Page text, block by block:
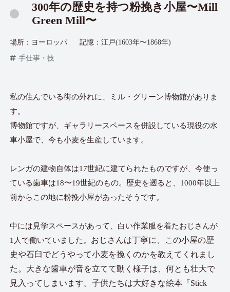
300年の歴史を持つ粉挽き小屋〜Mill
Green Mill〜
場所： ヨーロッパ 記憶：江戸(1603年〜1868年)
手仕事・技
私の住んでいる街の外れに、ミル・グリーン博物館がありま
す。
博物館ですが、ギャラリースペースを併設している現役の水
車小屋で、今も小麦を生産しています。
レンガの建物自体は17世紀に建てられたものですが、今使っ
ている歯車は18〜19世紀のもの。歴史を遡ると、1000年以上
前からこの地に粉挽小屋があったそうです。
中には見学スペースがあって、白い作業服を着たおじさんが
1人で働いていました。 おじさんは丁寧に、この小屋の歴
史や石臼でどうやって小麦を挽くのかを教えてくれまし
た。大きな歯車が音を立てて動く様子は、何とも壮大で
見入ってしまいます。子供たちは大好きな絵本『Stick